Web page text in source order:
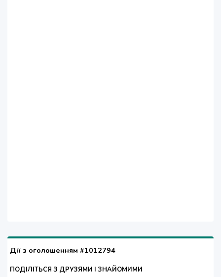
Дії з оголошенням #1012794
ПОДІЛІТЬСЯ З ДРУЗЯМИ І ЗНАЙОМИМИ